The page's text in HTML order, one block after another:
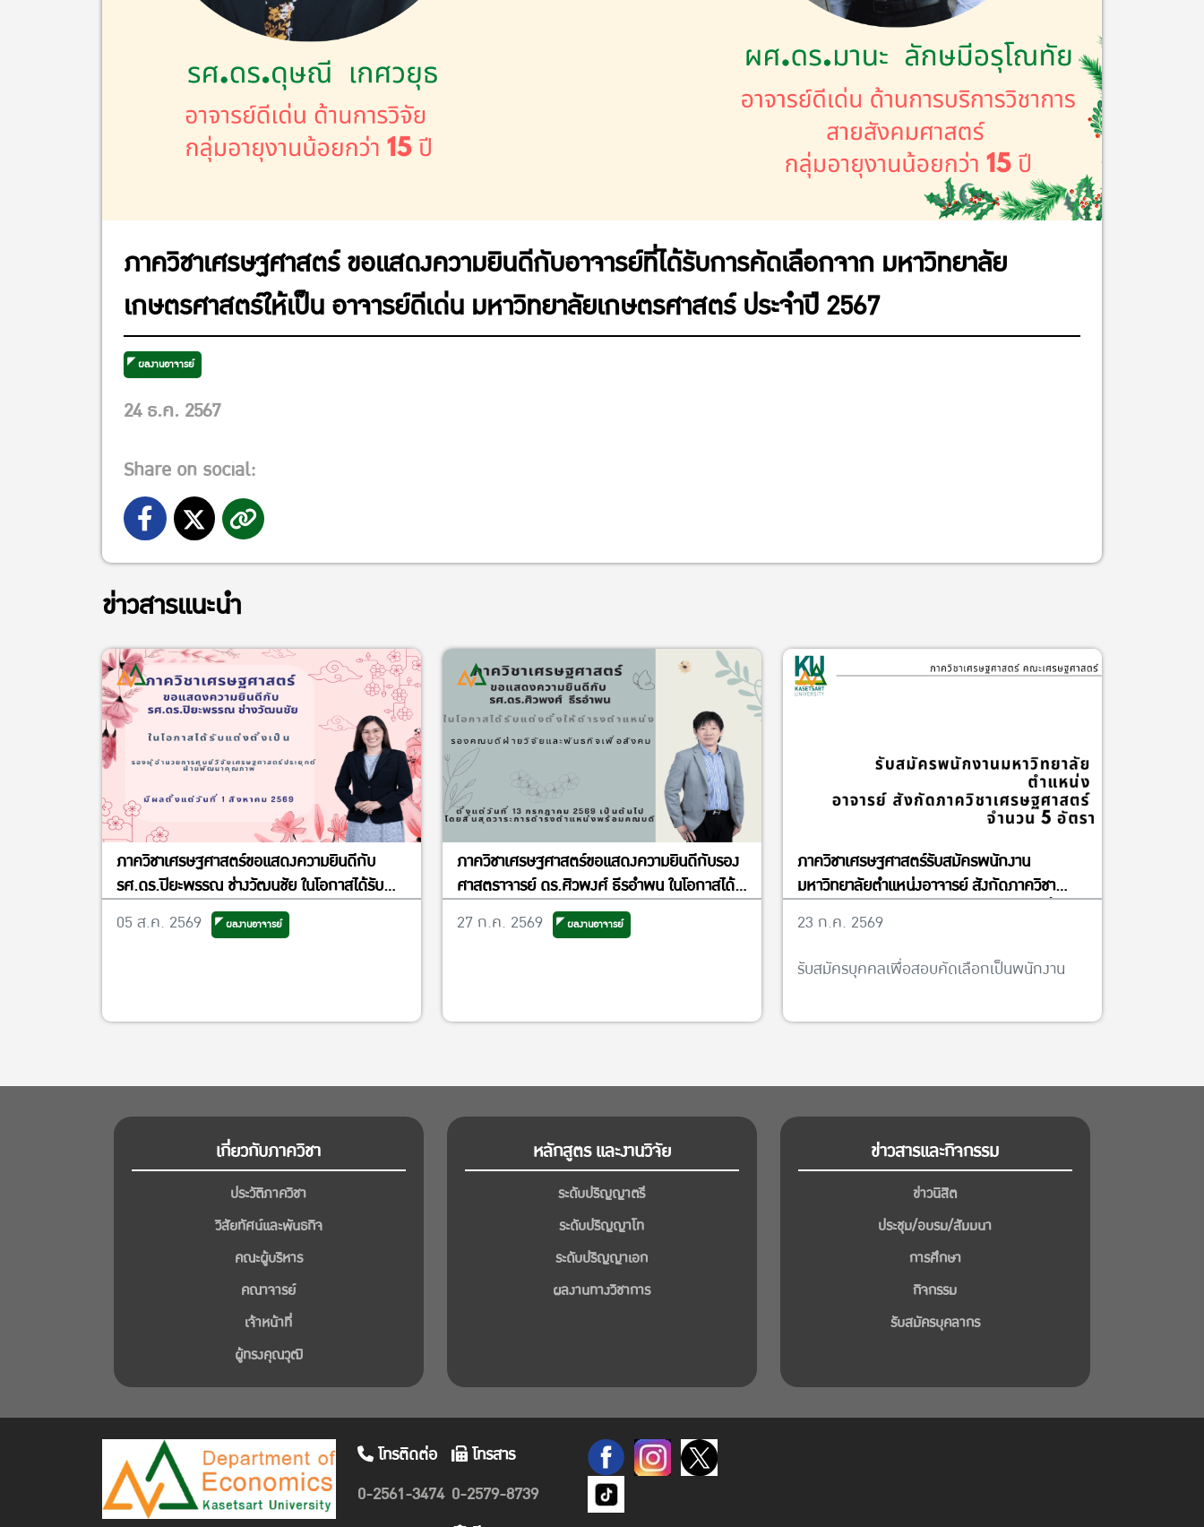
ภาควิชาเศรษฐศาสตร์ ขอแสดงความยินดีกับอาจารย์ที่ได้รับการคัดเลือกจาก มหาวิทยาลัย
เกษตรศาสตร์ให้เป็น อาจารย์ดีเด่น มหาวิทยาลัยเกษตรศาสตร์ ประจำปี 2567
ผลงานอาจารย์
24 ธ.ค. 2567
Share on social:
ข่าวสารแนะนำ
ภาควิชาเศรษฐศาสตร์ขอแสดงความยินดีกับ
รศ.ดร.ปิยะพรรณ ช่างวัฒนชัย ในโอกาสได้รับ
แต่งตั้งเป็นรองผู้อำนวยการศูนย์วิจัย
เศรษฐศาสตร์ประยุกต์ ฝ่ายพัฒนาคุณภาพ
05 ส.ค. 2569 ผลงานอาจารย์
ภาควิชาเศรษฐศาสตร์ขอแสดงความยินดีกับรอง
ศาสตราจารย์ ดร.ศิวพงศ์ ธีรอำพน ในโอกาสได้
รับแต่งตั้งให้ดำรงตำแหน่งรองคณบดีฝ่ายวิจัย
และพันธกิจเพื่อสังคม
27 ก.ค. 2569 ผลงานอาจารย์
ภาควิชาเศรษฐศาสตร์รับสมัครพนักงาน
มหาวิทยาลัยตำแหน่งอาจารย์ สังกัดภาควิชา
เศรษฐศาสตร์ จำนวน 5 อัตรา ได้ตั้งแต่บัดนี้จนถึง
วันที่ 13 พฤศจิกายน พ.ศ. 2569
23 ก.ค. 2569
รับสมัครบุคคลเพื่อสอบคัดเลือกเป็นพนักงาน
เกี่ยวกับภาควิชา
ประวัติภาควิชา
วิสัยทัศน์และพันธกิจ
คณะผู้บริหาร
คณาจารย์
เจ้าหน้าที่
ผู้ทรงคุณวุฒิ
หลักสูตร และงานวิจัย
ระดับปริญญาตรี
ระดับปริญญาโท
ระดับปริญญาเอก
ผลงานทางวิชาการ
ข่าวสารและกิจกรรม
ข่าวนิสิต
ประชุม/อบรม/สัมมนา
การศึกษา
กิจกรรม
รับสมัครบุคลากร
โทรติดต่อ
0-2561-3474
โทรสาร
0-2579-8739